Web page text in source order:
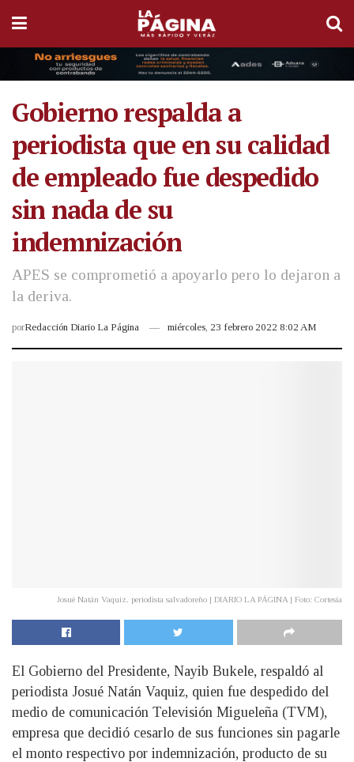
Gobierno respalda a
periodista que en su calidad
de empleado fue despedido
sin nada de su
indemnización
APES se comprometió a apoyarlo pero lo dejaron a
la deriva.
porRedacción Diario La Página miércoles, 23 febrero 2022 8:02 AM
Josué Natán Vaquiz. periodista salvadoreño | DIARIO LA PÁGINA | Foto: Cortesía
El Gobierno del Presidente, Nayib Bukele, respaldó al
periodista Josué Natán Vaquiz, quien fue despedido del
medio de comunicación Televisión Migueleña (TVM),
empresa que decidió cesarlo de sus funciones sin pagarle
el monto respectivo por indemnización, producto de su